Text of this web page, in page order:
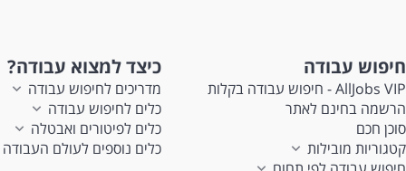
חיפוש עבודה
AllJobs VIP - חיפוש עבודה בקלות
הרשמה בחינם לאתר
סוכן חכם
קטגוריות מובילות
כיצד למצוא עבודה?
מדריכים לחיפוש עבודה
כלים לחיפוש עבודה
כלים לפיטורים ואבטלה
כלים נוספים לעולם העבודה